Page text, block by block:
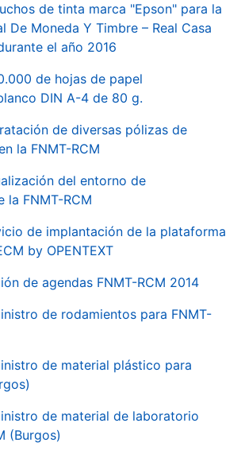
de tinta marca "Epson" para la
De Moneda Y Timbre – Real Casa
el año 2016
de hojas de papel
DIN A-4 de 80 g.
de diversas pólizas de
la FNMT-RCM
del entorno de
la FNMT-RCM
de implantación de la plataforma
by OPENTEXT
de agendas FNMT-RCM 2014
de rodamientos para FNMT-
de material plástico para
de material de laboratorio
(Burgos)